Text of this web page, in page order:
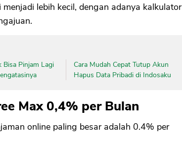
lebih kecil, dengan adanya kalkulator
Bisa Pinjam Lagi
Cara Mudah Cepat Tutup Akun
Hapus Data Pribadi di Indosaku
Max 0,4% per Bulan
online paling besar adalah 0.4% per